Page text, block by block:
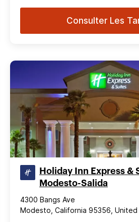
Consulter Les
Holiday Inn Express &
Modesto-Salida
4300 Bangs Ave
Modesto, California 95356,